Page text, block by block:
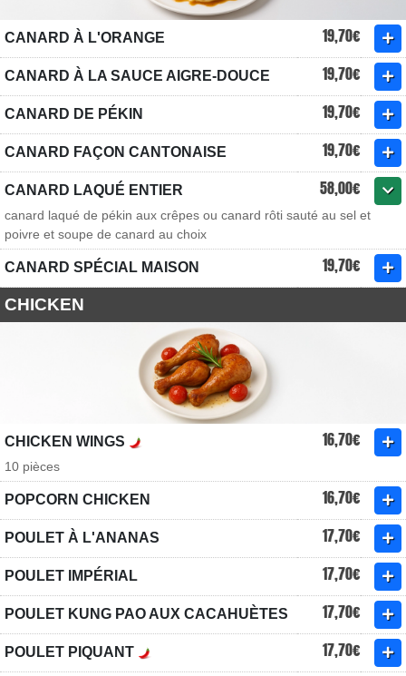
CANARD À L'ORANGE 19,70€
CANARD À LA SAUCE AIGRE-DOUCE 19,70€
CANARD DE PÉKIN 19,70€
CANARD FAÇON CANTONAISE 19,70€
CANARD LAQUÉ ENTIER 58,00€
canard laqué de pékin aux crêpes ou canard rôti sauté au sel et
poivre et soupe de canard au choix
CANARD SPÉCIAL MAISON 19,70€
CHICKEN
CHICKEN WINGS 16,70€
10 pièces
POPCORN CHICKEN 16,70€
POULET À L'ANANAS 17,70€
POULET IMPÉRIAL 17,70€
POULET KUNG PAO AUX CACAHUÈTES 17,70€
POULET PIQUANT 17,70€